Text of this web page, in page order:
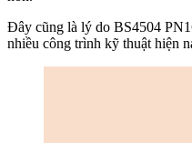
Đây cũng là lý do BS4504
nhiều công trình kỹ thuật hiện